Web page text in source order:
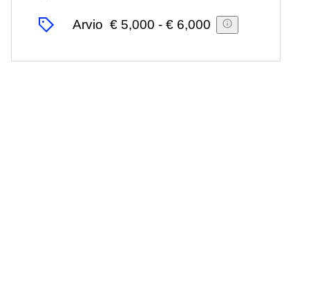
Arvio € 5,000 - € 6,000